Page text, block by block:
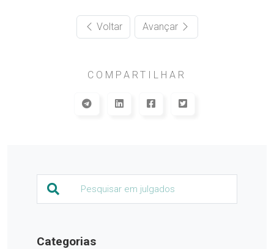
Voltar Avançar
COMPARTILHAR
Categorias